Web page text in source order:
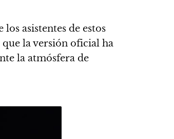
asistentes de estos
la versión oficial ha
la atmósfera de